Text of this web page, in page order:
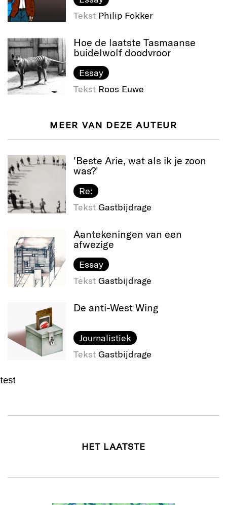
Tekst Philip Fokker
Hoe de laatste Tasmaanse
buidelwolf doodvroor
Essay
Tekst Roos Euwe
MEER VAN DEZE AUTEUR
'Beste Arie, wat als ik je zoon
was?'
Re:
Tekst Gastbijdrage
Aantekeningen van een
afwezige
Essay
Tekst Gastbijdrage
De anti-West Wing
Journalistiek
Tekst Gastbijdrage
test
HET LAATSTE